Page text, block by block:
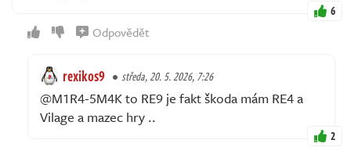
6
Odpovědět
rexikos9 středa, 20. 5. 2026, 7:26
@M1R4-5M4K to RE9 je fakt škoda mám RE4 a
Vilage a mazec hry ..
2